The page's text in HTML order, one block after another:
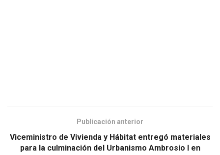
Publicación anterior
Viceministro de Vivienda y Hábitat entregó materiales
para la culminación del Urbanismo Ambrosio I en